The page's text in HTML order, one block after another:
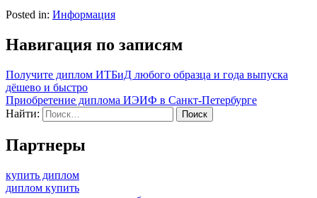
Posted in: Информация
Навигация по записям
Получите диплом ИТБиД любого образца и года выпуска
дёшево и быстро
Приобретение диплома ИЭИФ в Санкт-Петербурге
Найти:
Партнеры
купить диплом
диплом купить